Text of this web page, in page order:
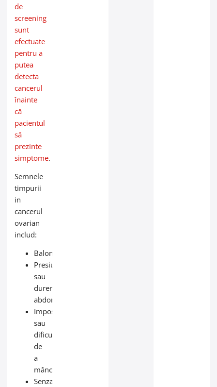
de
screening
sunt
efectuate
pentru a
putea
detecta
cancerul
înainte
că
pacientul
să
prezinte
simptome.
Semnele
timpurii
in
cancerul
ovarian
includ:
Balonare
Presiune
sau
durere
abdominală
Imposibilitatea
sau
dificultatea
de
a
mânca
Senzație